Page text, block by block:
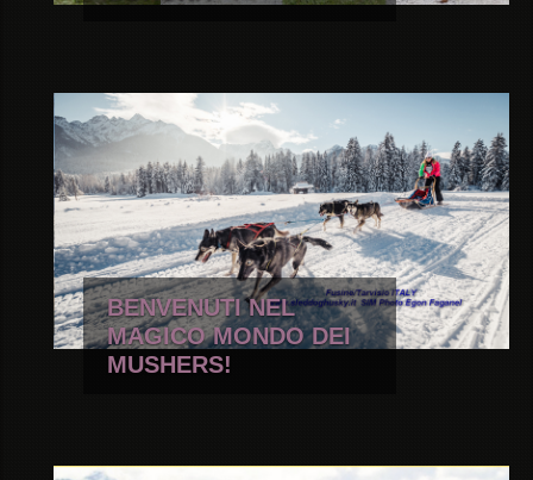
BENVENUTI NEL
MAGICO MONDO DEI
MUSHERS!